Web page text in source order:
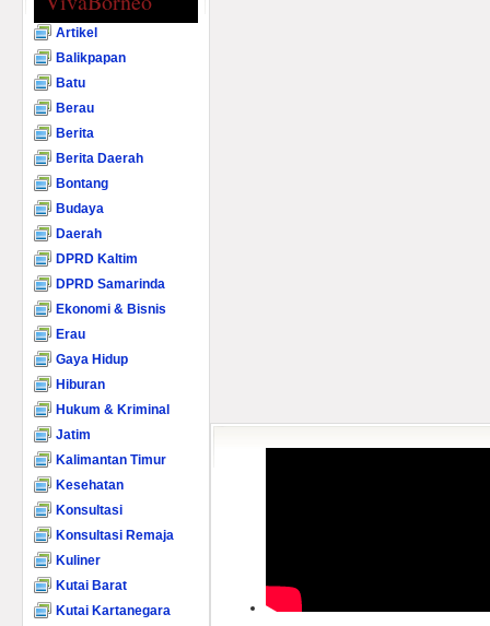
Artikel
Balikpapan
Batu
Berau
Berita
Berita Daerah
Bontang
Budaya
Daerah
DPRD Kaltim
DPRD Samarinda
Ekonomi & Bisnis
Erau
Gaya Hidup
Hiburan
Hukum & Kriminal
Jatim
Kalimantan Timur
Kesehatan
Konsultasi
Konsultasi Remaja
Kuliner
Kutai Barat
Kutai Kartanegara